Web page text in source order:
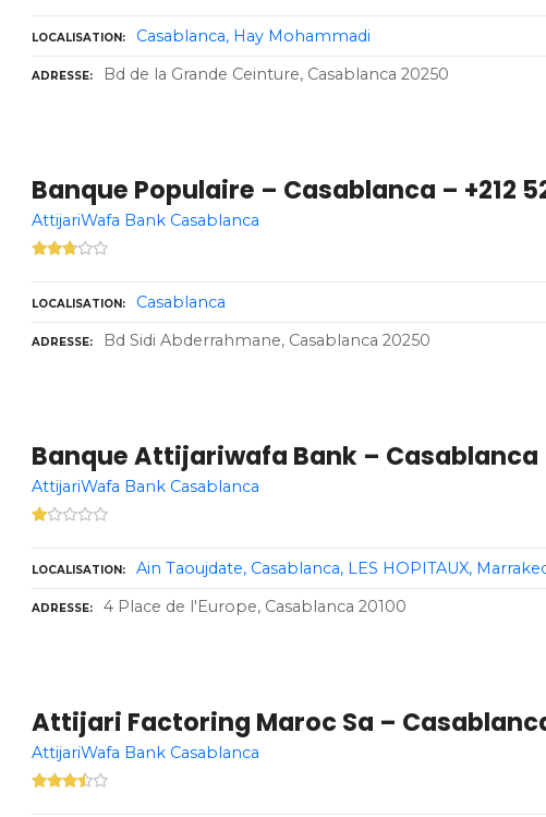
LOCALISATION Casablanca Hay Mohammadi
ADRESSE Bd de la Grande Ceinture, Casablanca 20250
Banque Populaire – Casablanca – +212
AttijariWafa Bank Casablanca
LOCALISATION Casablanca
ADRESSE Bd Sidi Abderrahmane, Casablanca 20250
Banque Attijariwafa Bank – Casablanca
AttijariWafa Bank Casablanca
LOCALISATION Ain Taoujdate Casablanca LES HOPITAUX
ADRESSE 4 Place de l'Europe, Casablanca 20100
Attijari Factoring Maroc Sa –
AttijariWafa Bank Casablanca